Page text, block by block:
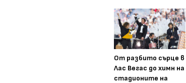
От разбито сърце в
Лас Вегас до химн на
стадионите на